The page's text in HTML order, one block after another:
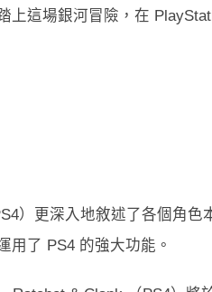
上這場銀河冒險，在
）更深入地敘述了各個角色
用了 PS4 的強大功能。